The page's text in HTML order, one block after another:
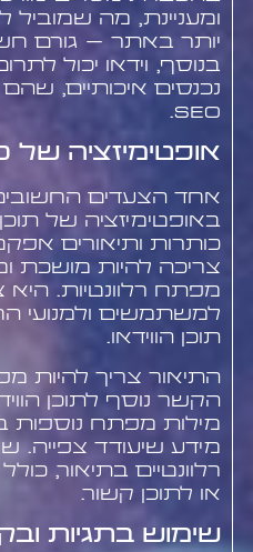
ומעניינת, מה שמוביל
יותר באתר – גורם
בנוסף, וידאו יכול
נכנסים איכותיים,
SEO.
אופטימיזציה של
אחד הצעדים
באופטימיזציה של תוכן
כותרות ותיאורים
צריכה להיות מושכת
מפתח רלוונטיות.
למשתמשים ולמנועי
תוכן הווידאו.
התיאור צריך להיות
הקשר נוסף לתוכן
מילות מפתח נוספות
מידע שיעודד צפייה.
רלוונטיים בתיאור,
או לתוכן קשור.
שימוש בתגיות